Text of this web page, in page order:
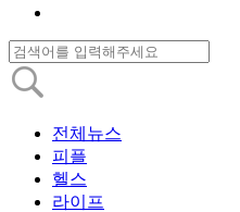
전체뉴스
피플
헬스
라이프